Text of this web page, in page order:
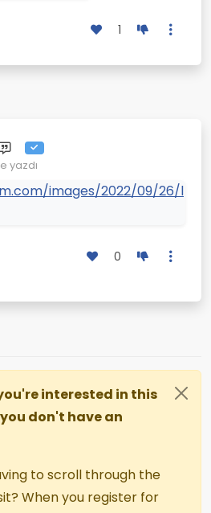
1
yazdı
0
interested in this
don't have an
to scroll through the
When you register for